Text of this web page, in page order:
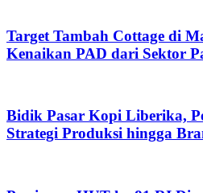
Target Tambah Cottage di
Kenaikan PAD dari Sektor
Bidik Pasar Kopi Liberika,
Strategi Produksi hingga